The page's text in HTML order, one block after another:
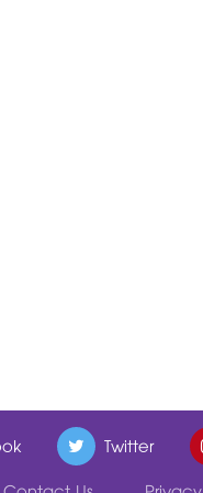
Twitter